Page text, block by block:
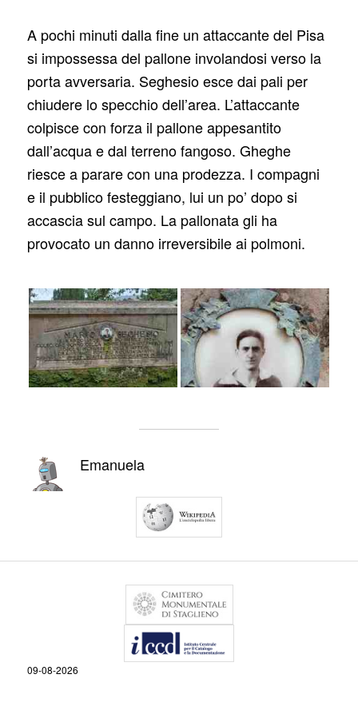
A pochi minuti dalla fine un attaccante del Pisa
si impossessa del pallone involandosi verso la
porta avversaria. Seghesio esce dai pali per
chiudere lo specchio dell’area. L’attaccante
colpisce con forza il pallone appesantito
dall’acqua e dal terreno fangoso. Gheghe
riesce a parare con una prodezza. I compagni
e il pubblico festeggiano, lui un po’ dopo si
accascia sul campo. La pallonata gli ha
provocato un danno irreversibile ai polmoni.
Emanuela
09-08-2026